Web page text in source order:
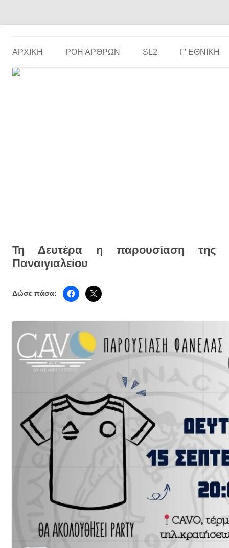
ΑΡΧΙΚΗ ΡΟΗ ΑΡΘΡΩΝ SL2 Γ’ ΕΘΝΙΚΉ
Τη Δευτέρα η παρουσίαση της
Παναιγιαλείου
Δώσε πάσα: